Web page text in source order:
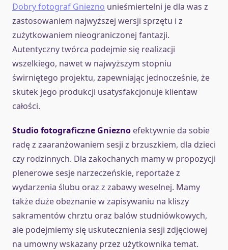
Dobry fotograf Gniezno unieśmiertelni je dla was z
zastosowaniem najwyższej wersji sprzętu i z
zużytkowaniem nieograniczonej fantazji.
Autentyczny twórca podejmie się realizacji
wszelkiego, nawet w najwyższym stopniu
świrniętego projektu, zapewniając jednocześnie, że
skutek jego produkcji usatysfakcjonuje klientaw
całości.
Studio fotograficzne Gniezno efektywnie da sobie
radę z zaaranżowaniem sesji z brzuszkiem, dla dzieci
czy rodzinnych. Dla zakochanych mamy w propozycji
plenerowe sesje narzeczeńskie, reportaże z
wydarzenia ślubu oraz z zabawy weselnej. Mamy
także duże obeznanie w zapisywaniu na kliszy
sakramentów chrztu oraz balów studniówkowych,
ale podejmiemy się uskutecznienia sesji zdjęciowej
na umowny wskazany przez użytkownika temat.